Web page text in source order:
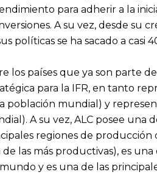
para adherir a la
A su vez, desde su
políticas se ha sacado a casi
los países que ya son parte
para la IFR, en tanto
población mundial) y
A su vez, ALC posee una
regiones de
de las más productivas), es
y es una de las